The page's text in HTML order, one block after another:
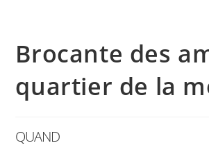
Brocante des
quartier de la
QUAND